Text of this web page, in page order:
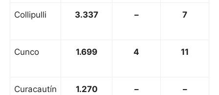
Collipulli 3.337 – 7
Cunco 1.699 4 11
Curacautín 1.270 – –